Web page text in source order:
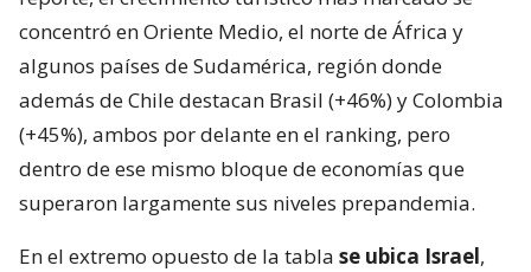
concentró en Oriente Medio, el norte de África y
algunos países de Sudamérica, región donde
además de Chile destacan Brasil (+46%) y Colombia
(+45%), ambos por delante en el ranking, pero
dentro de ese mismo bloque de economías que
superaron largamente sus niveles prepandemia.
En el extremo opuesto de la tabla se ubica Israel,